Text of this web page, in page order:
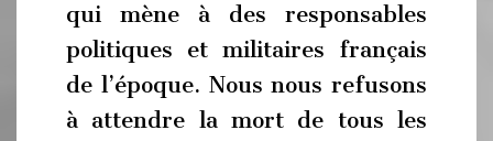
qui mène à des responsables
politiques et militaires français
de l’époque. Nous nous refusons
à attendre la mort de tous les